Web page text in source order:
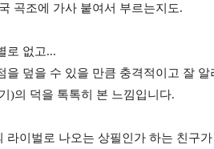
곡조에 가사 붙여서 부르는지도.
로 없고...
을 덮을 수 있을 만큼 충격적이고 잘
)의 덕을 톡톡히 본 느낌입니다.
라이벌로 나오는 상필인가 하는 친구